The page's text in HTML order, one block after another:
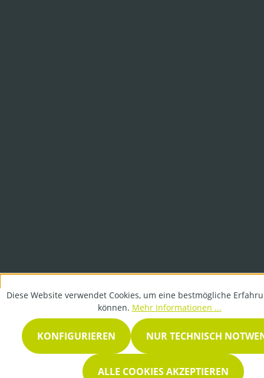
Diese Website verwendet Cookies, um eine bestmögliche
können. Mehr Informationen ...
NUR TECHNISCH
KONFIGURIEREN
ALLE COOKIES AKZEPTIEREN